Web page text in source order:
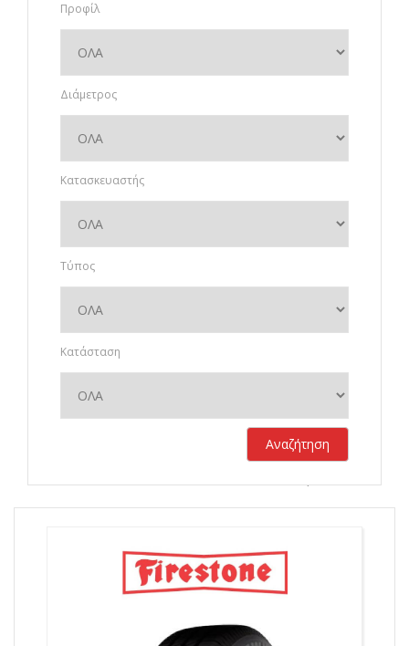
Προφίλ
Διάμετρος
Κατασκευαστής
Τύπος
Κατάσταση
Αναζήτηση